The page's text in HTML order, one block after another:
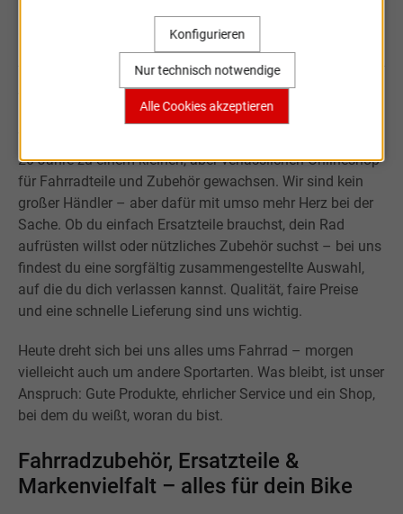
Sportartikel Online
Willkommen bei Sportartikel Online.
20 Jahre zu einem kleinen, aber verlässlichen Onlineshop
für Fahrradteile und Zubehör gewachsen. Wir sind kein
großer Händler – aber dafür mit umso mehr Herz bei der
Sache. Ob du einfach Ersatzteile brauchst, dein Rad
aufrüsten willst oder nützliches Zubehör suchst – bei uns
findest du eine sorgfältig zusammengestellte Auswahl,
auf die du dich verlassen kannst. Qualität, faire Preise
und eine schnelle Lieferung sind uns wichtig.
Heute dreht sich bei uns alles ums Fahrrad – morgen
vielleicht auch um andere Sportarten. Was bleibt, ist unser
Anspruch: Gute Produkte, ehrlicher Service und ein Shop,
bei dem du weißt, woran du bist.
Fahrradzubehör, Ersatzteile &
Markenvielfalt – alles für dein Bike
Nur technisch notwendige
Konfigurieren
Alle Cookies akzeptieren